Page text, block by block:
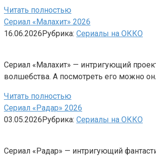
Читать полностью
Сериал «Малахит» 2026
16.06.2026Рубрика: Сериалы на ОККО
Сериал «Малахит» — интригующий
волшебства. А посмотреть его можно
Читать полностью
Сериал «Радар» 2026
03.05.2026Рубрика: Сериалы на ОККО
Сериал «Радар» — интригующий